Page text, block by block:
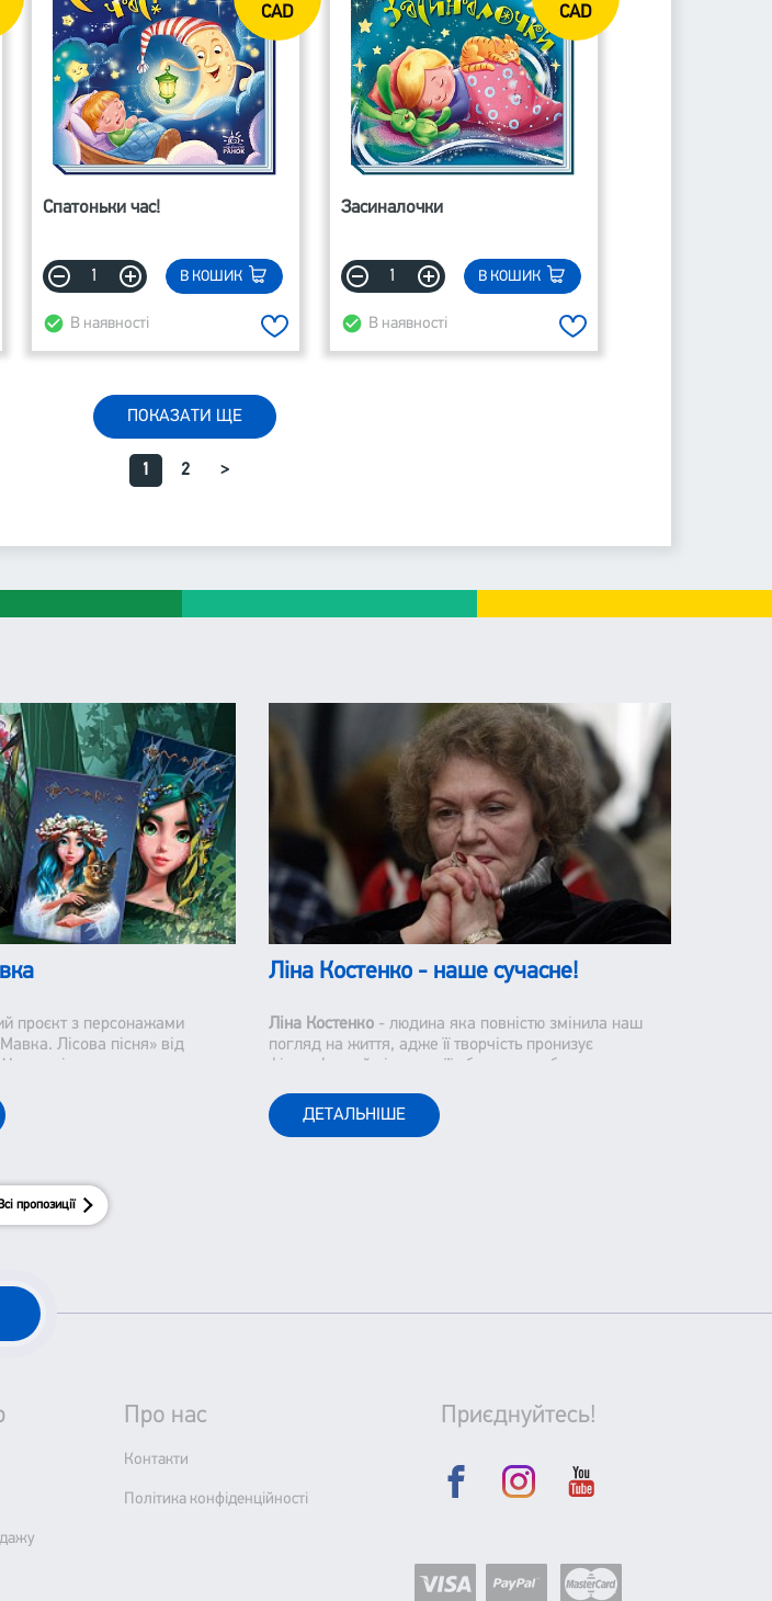
CAD
Спатоньки час!
В КОШИК
В наявності
CAD
Засиналочки
В КОШИК
В наявності
ПОКАЗАТИ ЩЕ
1 2 >
проєкт з персонажами
Лісова пісня» від
змінюються немов кадри
залишається незмінним.
української
Ліна Костенко - наше сучасне!
Ліна Костенко - людина яка повністю змінила наш
погляд на життя, адже її творчість пронизує
філософський підтекст, її образи є глибокими та
сприймаємо наше життя і оточуючих.
ДЕТАЛЬНІШЕ
Всі пропозиції
Про нас
Контакти
Політика конфіденційності
Приєднуйтесь!